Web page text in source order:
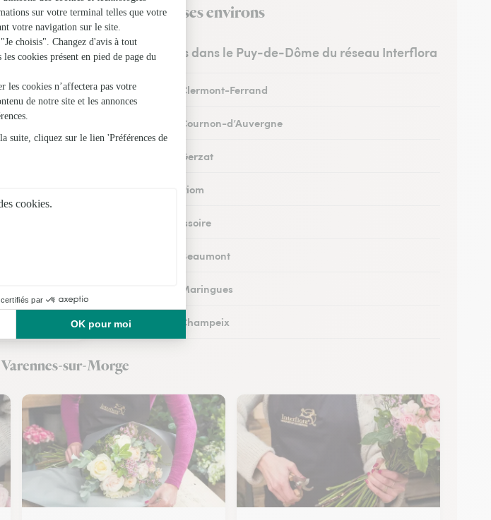
sur-Morge et dans ses environs
Les fleuristes dans le Puy-de-Dôme du réseau Interflora
Fleuristes à Clermont-Ferrand
Fleuristes à Cournon-d’Auvergne
Fleuristes à Gerzat
Fleuristes à Riom
Fleuristes à Issoire
Fleuristes à Beaumont
Fleuristes à Maringues
Fleuristes à Champeix
sur-Morge